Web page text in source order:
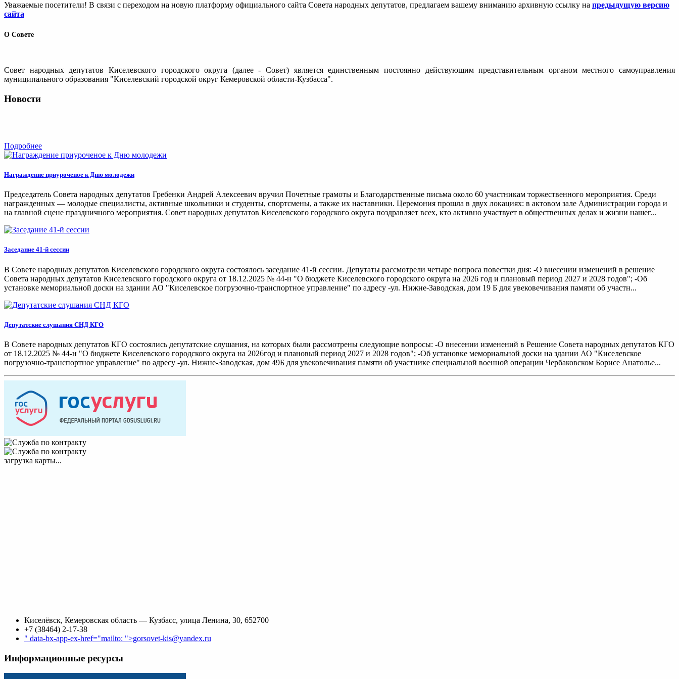
Уважаемые посетители! В связи с переходом на новую платформу официального сайта Совета народных депутатов, предлагаем вашему вниманию архивную ссылку на предыдущую версию
сайта
О Совете
Совет народных депутатов Киселевского городского округа (далее - Совет) является единственным постоянно действующим представительным органом местного самоуправления
муниципального образования "Киселевский городской округ Кемеровской области-Кузбасса".
Новости
Подробнее
Награждение приуроченое к Дню молодежи
Председатель Совета народных депутатов Гребенки Андрей Алексеевич вручил Почетные грамоты и Благодарственные письма около 60 участникам торжественного мероприятия. Среди
награжденных — молодые специалисты, активные школьники и студенты, спортсмены, а также их наставники. Церемония прошла в двух локациях: в актовом зале Администрации города и
на главной сцене праздничного мероприятия. Совет народных депутатов Киселевского городского округа поздравляет всех, кто активно участвует в общественных делах и жизни нашег...
Заседание 41-й сессии
В Совете народных депутатов Киселевского городского округа состоялось заседание 41-й сессии. Депутаты рассмотрели четыре вопроса повестки дня: -О внесении изменений в решение
Совета народных депутатов Киселевского городского округа от 18.12.2025 № 44-н "О бюджете Киселевского городского округа на 2026 год и плановый период 2027 и 2028 годов"; -Об
установке мемориальной доски на здании АО "Киселевское погрузочно-транспортное управление" по адресу -ул. Нижне-Заводская, дом 19 Б для увековечивания памяти об участн...
Депутатские слушания СНД КГО
В Совете народных депутатов КГО состоялись депутатские слушания, на которых были рассмотрены следующие вопросы: -О внесении изменений в Решение Совета народных депутатов КГО
от 18.12.2025 № 44-н "О бюджете Киселевского городского округа на 2026год и плановый период 2027 и 2028 годов"; -Об установке мемориальной доски на здании АО "Киселевское
погрузочно-транспортное управление" по адресу -ул. Нижне-Заводская, дом 49Б для увековечивания памяти об участнике специальной военной операции Чербаковском Борисе Анатолье...
загрузка карты...
Киселёвск, Кемеровская область — Кузбасс, улица Ленина, 30, 652700
+7 (38464) 2-17-38
" data-bx-app-ex-href="mailto: ">gorsovet-kis@yandex.ru
Информационные ресурсы